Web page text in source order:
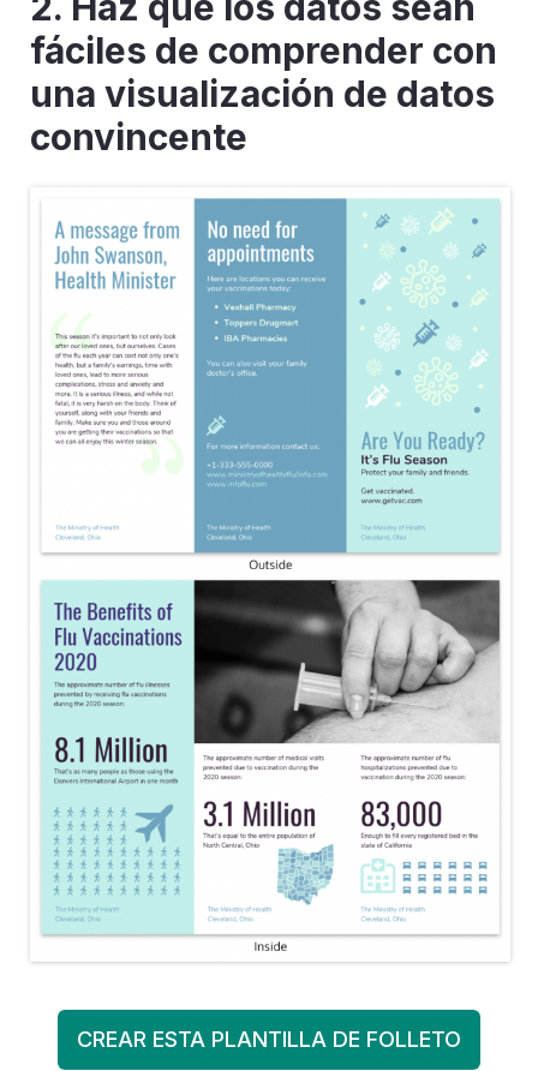
fáciles de comprender con
una visualización de datos
convincente
CREAR ESTA PLANTILLA DE FOLLETO